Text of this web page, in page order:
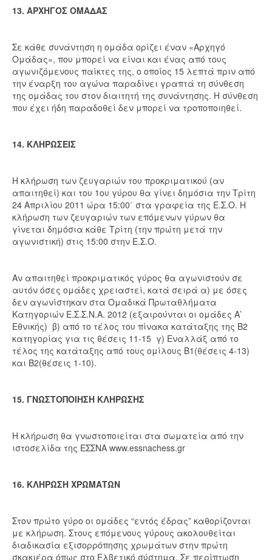
13. ΑΡΧΗΓΟΣ ΟΜΑΔΑΣ
Σε κάθε συνάντηση η ομάδα ορίζει έναν «Αρχηγό
Ομάδας», που μπορεί να είναι και ένας από τους
αγωνιζόμενους παίκτες της, ο οποίος 15 λεπτά πριν από
την έναρξη του αγώνα παραδίνει γραπτά τη σύνθεση
της ομάδας του στον διαιτητή της συνάντησης. Η σύνθεση
που έχει ήδη παραδοθεί δεν μπορεί να τροποποιηθεί.
14. ΚΛΗΡΩΣΕΙΣ
Η κλήρωση των ζευγαριών του προκριματικού (αν
απαιτηθεί) και του 1ου γύρου θα γίνει δημόσια την Τρίτη
24 Απριλίου 2011 ώρα 15:00΄ στα γραφεία της Ε.Σ.Ο. Η
κλήρωση των ζευγαριών των επόμενων γύρων θα
γίνεται δημόσια κάθε Τρίτη (την πρώτη μετά την
αγωνιστική) στις 15:00 στην Ε.Σ.Ο.
Αν απαιτηθεί προκριματικός γύρος θα αγωνιστούν σε
αυτόν όσες ομάδες χρειαστεί, κατά σειρά α) με όσες
δεν αγωνίστηκαν στα Ομαδικά Πρωταθλήματα
Κατηγοριών Ε.Σ.Σ.Ν.Α. 2012 (εξαιρούνται οι ομάδες Α’
Εθνικής) β) από το τέλος του πίνακα κατάταξης της Β2
κατηγορίας για τις θέσεις 11-15 γ) Εναλλάξ από το
τέλος της κατάταξης από τους ομίλους Β1(θέσεις 4-13)
και Β2(θέσεις 1-10).
15. ΓΝΩΣΤΟΠΟΙΗΣΗ ΚΛΗΡΩΣΗΣ
Η κλήρωση θα γνωστοποιείται στα σωματεία από την
ιστοσελίδα της ΕΣΣΝΑ www.essnachess.gr
16. ΚΛΗΡΩΣΗ ΧΡΩΜΑΤΩΝ
Στον πρώτο γύρο οι ομάδες “εντός έδρας” καθορίζονται
με κλήρωση. Στους επόμενους γύρους ακολουθείται
διαδικασία εξισορρόπησης χρωμάτων στην πρώτη
σκακιέρα όπως στο Ελβετικό σύστημα. Σε περίπτωση